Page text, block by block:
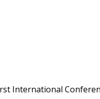
International